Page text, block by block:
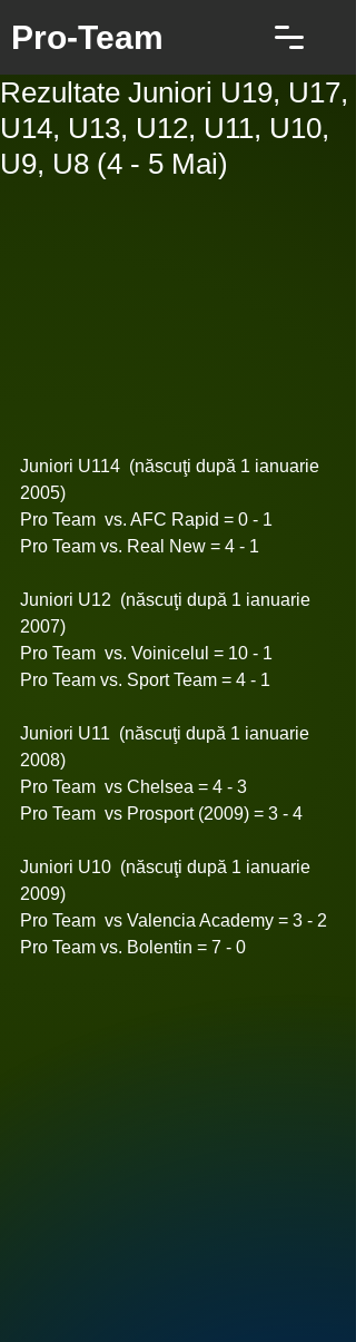
Pro-Team
Rezultate Juniori U19, U17,
U14, U13, U12, U11, U10,
U9, U8 (4 - 5 Mai)
Juniori U114  (născuţi după 1 ianuarie
2005)
Pro Team  vs. AFC Rapid = 0 - 1
Pro Team vs. Real New = 4 - 1
Juniori U12  (născuţi după 1 ianuarie
2007)
Pro Team  vs. Voinicelul = 10 - 1
Pro Team vs. Sport Team = 4 - 1
Juniori U11  (născuţi după 1 ianuarie
2008)
Pro Team  vs Chelsea = 4 - 3
Pro Team  vs Prosport (2009) = 3 - 4
Juniori U10  (născuţi după 1 ianuarie
2009)
Pro Team  vs Valencia Academy = 3 - 2
Pro Team vs. Bolentin = 7 - 0